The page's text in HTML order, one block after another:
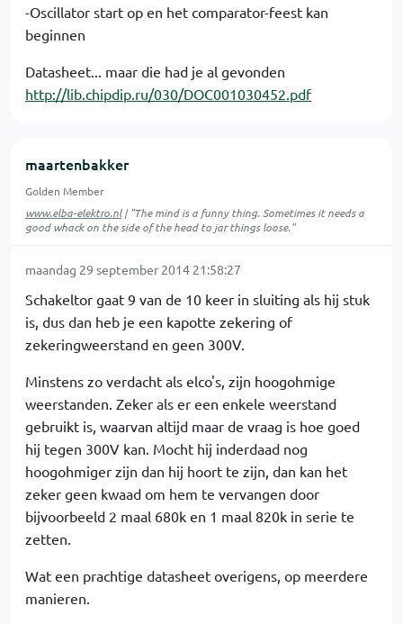
-Oscillator start op en het comparator-feest kan
beginnen
Datasheet... maar die had je al gevonden
http://lib.chipdip.ru/030/DOC001030452.pdf
maartenbakker
Golden Member
www.elba-elektro.nl| "The mind is a funny thing. Sometimes it needs a
good whack on the side of the head to jar things loose."
maandag 29 september 2014 21:58:27
Schakeltor gaat 9 van de 10 keer in sluiting als hij stuk
is, dus dan heb je een kapotte zekering of
zekeringweerstand en geen 300V.
Minstens zo verdacht als elco's, zijn hoogohmige
weerstanden. Zeker als er een enkele weerstand
gebruikt is, waarvan altijd maar de vraag is hoe goed
hij tegen 300V kan. Mocht hij inderdaad nog
hoogohmiger zijn dan hij hoort te zijn, dan kan het
zeker geen kwaad om hem te vervangen door
bijvoorbeeld 2 maal 680k en 1 maal 820k in serie te
zetten.
Wat een prachtige datasheet overigens, op meerdere
manieren.